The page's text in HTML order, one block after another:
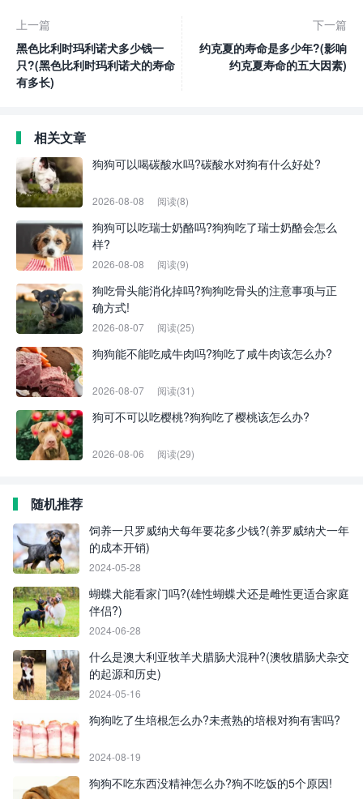
上一篇
黑色比利时玛利诺犬多少钱一
只?(黑色比利时玛利诺犬的寿命
有多长)
下一篇
约克夏的寿命是多少年?(影响
约克夏寿命的五大因素)
相关文章
狗狗可以喝碳酸水吗?碳酸水对狗有什么好处?
2026-08-08 阅读(8)
狗狗可以吃瑞士奶酪吗?狗狗吃了瑞士奶酪会怎么
样?
2026-08-08 阅读(9)
狗吃骨头能消化掉吗?狗狗吃骨头的注意事项与正
确方式!
2026-08-07 阅读(25)
狗狗能不能吃咸牛肉吗?狗吃了咸牛肉该怎么办?
2026-08-07 阅读(31)
狗可不可以吃樱桃?狗狗吃了樱桃该怎么办?
2026-08-06 阅读(29)
随机推荐
饲养一只罗威纳犬每年要花多少钱?(养罗威纳犬一年
的成本开销)
2024-05-28
蝴蝶犬能看家门吗?(雄性蝴蝶犬还是雌性更适合家庭
伴侣?)
2024-06-28
什么是澳大利亚牧羊犬腊肠犬混种?(澳牧腊肠犬杂交
的起源和历史)
2024-05-16
狗狗吃了生培根怎么办?未煮熟的培根对狗有害吗?
2024-08-19
狗狗不吃东西没精神怎么办?狗不吃饭的5个原因!